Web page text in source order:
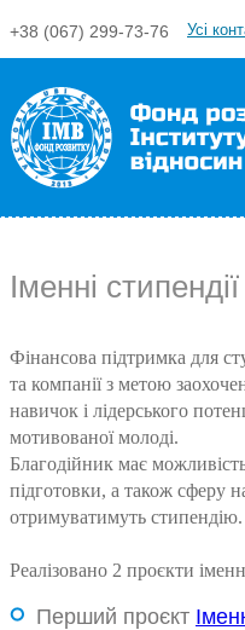
+38 (067) 299-73-76 Усі
Іменні стипендії
Фінансова підтримка для
та компанії з метою
навичок і лідерського
мотивованої молоді.
Благодійник має
підготовки, а також сферу
отримуватимуть стипендію.
Реалізовано 2 проєкти
Перший проєкт